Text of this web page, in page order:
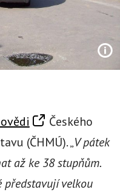
Českého
(ČHMÚ). „V pátek
až ke 38 stupňům.
představují velkou